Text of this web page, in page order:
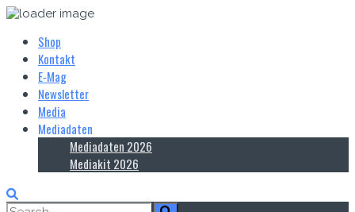
Shop
Kontakt
E‑Mag
Newsletter
Media
Mediadaten
Mediadaten 2026
Mediakit 2026